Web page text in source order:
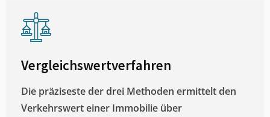
Vergleichswertverfahren
Die präziseste der drei Methoden ermittelt den
Verkehrswert einer Immobilie über